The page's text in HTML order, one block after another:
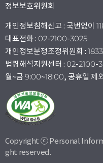
정보보호위원회
개인정보침해신고 : 국번없이
대표전화 : 02-2100-3025
개인정보분쟁조정위원회 :
법령해석지원센터 : 02-2100-
월~금 9:00~18:00, 공휴일 제
Copyright ⓒ Personal
ght reserved.